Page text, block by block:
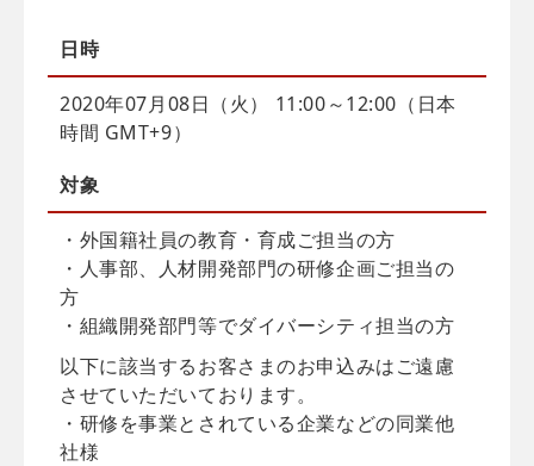
日時
2020年07月08日（火） 11:00～12:00（日本
時間 GMT+9）
対象
・外国籍社員の教育・育成ご担当の方
・人事部、人材開発部門の研修企画ご担当の
方
・組織開発部門等でダイバーシティ担当の方
以下に該当するお客さまのお申込みはご遠慮
させていただいております。
・研修を事業とされている企業などの同業他
社様